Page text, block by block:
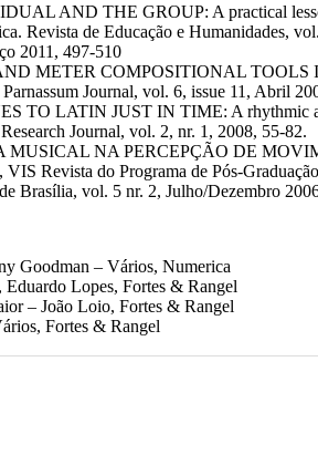
AND THE GROUP: A practical
Revista de Educação e Humanidades,
2011, 497-510
METER COMPOSITIONAL TOOLS
Journal, vol. 6, issue 11, Abril
TO LATIN JUST IN TIME: A rhythmic
Research Journal, vol. 2, nr. 1, 2008, 55-82.
MUSICAL NA PERCEPÇÃO DE
VIS Revista do Programa de Pós-
Brasília, vol. 5 nr. 2, Julho/Dezembro
Goodman – Vários, Numerica
Eduardo Lopes, Fortes & Rangel
– João Loio, Fortes & Rangel
Fortes & Rangel